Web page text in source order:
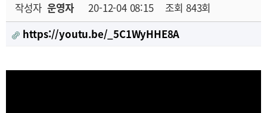
작성자 운영자 20-12-04 08:15 조회 843회
https://youtu.be/_5C1WyHHE8A